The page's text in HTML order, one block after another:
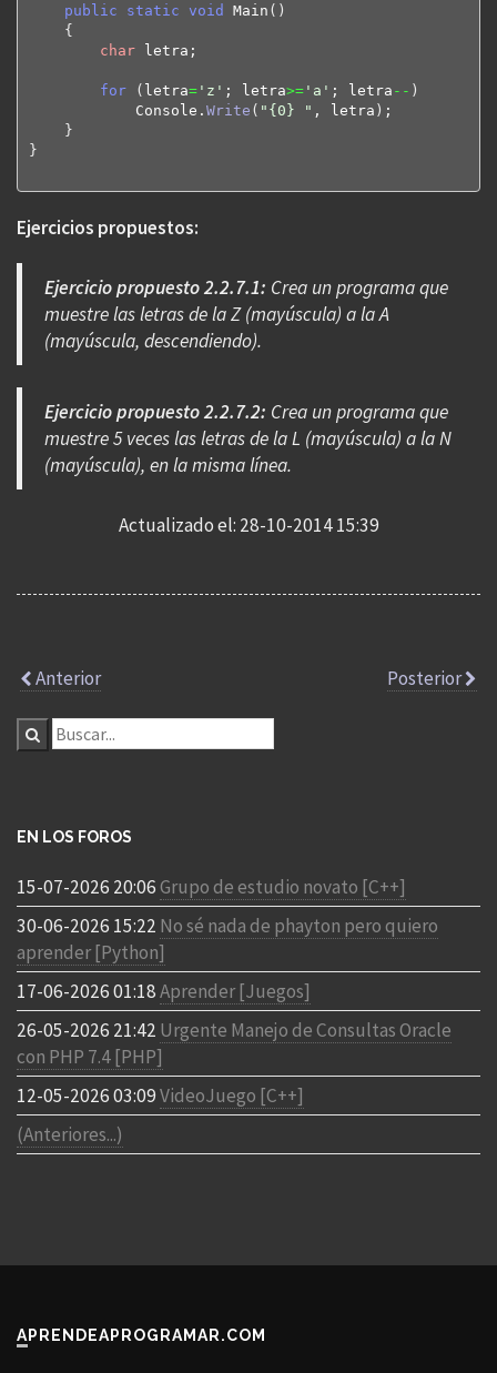
public
static void Main ( )
{
char letra;
for ( letra='z' ; letra>='a' ; letra -- )
            Console.
Write ( "{0} " , letra ) ;
}
}
Ejercicios propuestos:
Ejercicio propuesto 2.2.7.1: Crea un programa que
muestre las letras de la Z (mayúscula) a la A
(mayúscula, descendiendo).
Ejercicio propuesto 2.2.7.2: Crea un programa que
muestre 5 veces las letras de la L (mayúscula) a la N
(mayúscula), en la misma línea.
Actualizado el: 28-10-2014 15:39
Anterior Posterior
EN LOS FOROS
15-07-2026 20:06Grupo de estudio novato [C++]
30-06-2026 15:22 No sé nada de phayton pero quiero
aprender [Python]
17-06-2026 01:18Aprender [Juegos]
26-05-2026 21:42 Urgente Manejo de Consultas Oracle
con PHP 7.4 [PHP]
12-05-2026 03:09VideoJuego [C++]
(Anteriores...)
APRENDEAPROGRAMAR.COM